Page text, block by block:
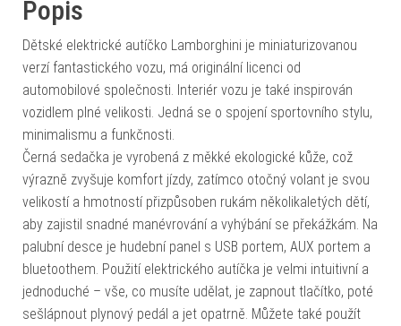
Popis
Dětské elektrické autíčko Lamborghini je miniaturizovanou
verzí fantastického vozu, má originální licenci od
automobilové společnosti. Interiér vozu je také inspirován
vozidlem plné velikosti. Jedná se o spojení sportovního stylu,
minimalismu a funkčnosti.
Černá sedačka je vyrobená z měkké ekologické kůže, což
výrazně zvyšuje komfort jízdy, zatímco otočný volant je svou
velikostí a hmotností přizpůsoben rukám několikaletých dětí,
aby zajistil snadné manévrování a vyhýbání se překážkám. Na
palubní desce je hudební panel s USB portem, AUX portem a
bluetoothem. Použití elektrického autíčka je velmi intuitivní a
jednoduché – vše, co musíte udělat, je zapnout tlačítko, poté
sešlápnout plynový pedál a jet opatrně. Můžete také použít